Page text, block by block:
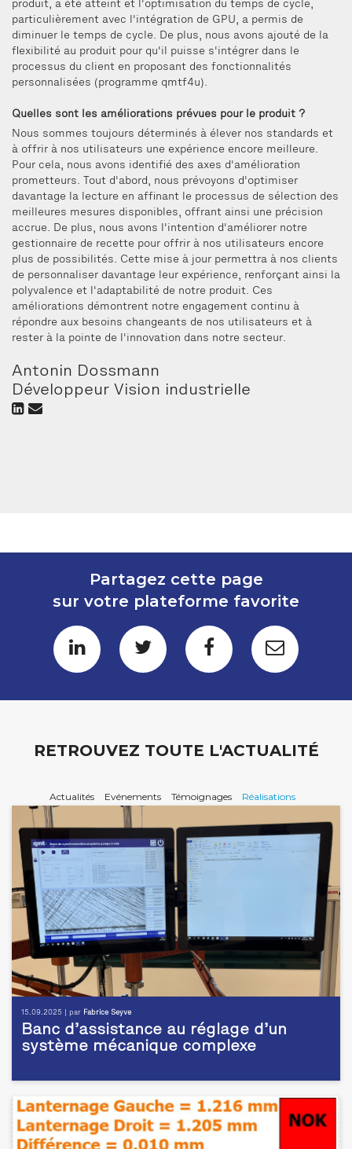
produit, a été atteint et l'optimisation du temps de cycle,
particulièrement avec l'intégration de GPU, a permis de
diminuer le temps de cycle. De plus, nous avons ajouté de la
flexibilité au produit pour qu'il puisse s'intégrer dans le
processus du client en proposant des fonctionnalités
personnalisées (programme qmtf4u).
Quelles sont les améliorations prévues pour le produit ?
Nous sommes toujours déterminés à élever nos standards et
à offrir à nos utilisateurs une expérience encore meilleure.
Pour cela, nous avons identifié des axes d'amélioration
prometteurs. Tout d'abord, nous prévoyons d'optimiser
davantage la lecture en affinant le processus de sélection des
meilleures mesures disponibles, offrant ainsi une précision
accrue. De plus, nous avons l'intention d'améliorer notre
gestionnaire de recette pour offrir à nos utilisateurs encore
plus de possibilités. Cette mise à jour permettra à nos clients
de personnaliser davantage leur expérience, renforçant ainsi la
polyvalence et l'adaptabilité de notre produit. Ces
améliorations démontrent notre engagement continu à
répondre aux besoins changeants de nos utilisateurs et à
rester à la pointe de l'innovation dans notre secteur.
Antonin Dossmann
Développeur Vision industrielle
Partagez cette page
sur votre plateforme favorite
RETROUVEZ TOUTE L'ACTUALITÉ
Actualités Evénements Témoignages Réalisations
15.09.2025 | par Fabrice Seyve
Banc d’assistance au réglage d’un
système mécanique complexe